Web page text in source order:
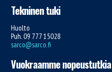
Tekninen tuki
Huolto
Puh. 09 777 15028
sarco@sarco.fi
Vuokraamme nopeustutkia